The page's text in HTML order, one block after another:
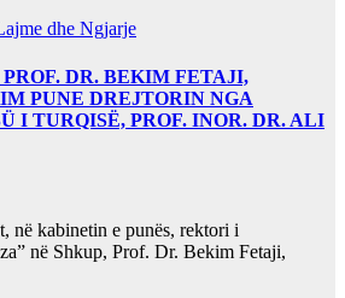
dhe Ngjarje
DR. BEKIM FETAJI,
PUNE DREJTORIN NGA
I TURQISË, PROF. INOR. DR. ALI
në kabinetin e punës, rektori i
në Shkup, Prof. Dr. Bekim Fetaji,